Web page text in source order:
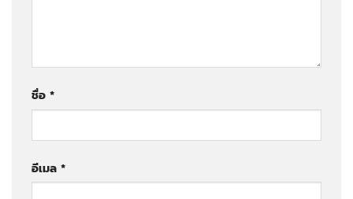
ชื่อ *
อีเมล *